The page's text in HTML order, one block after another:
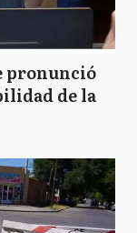
pronunció
de la